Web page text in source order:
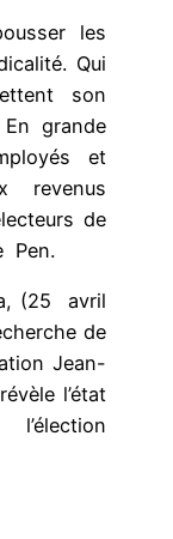
les
Qui
son
grande
et
revenus
de
Pen.
(25 avril
de
Jean-
révèle l’état